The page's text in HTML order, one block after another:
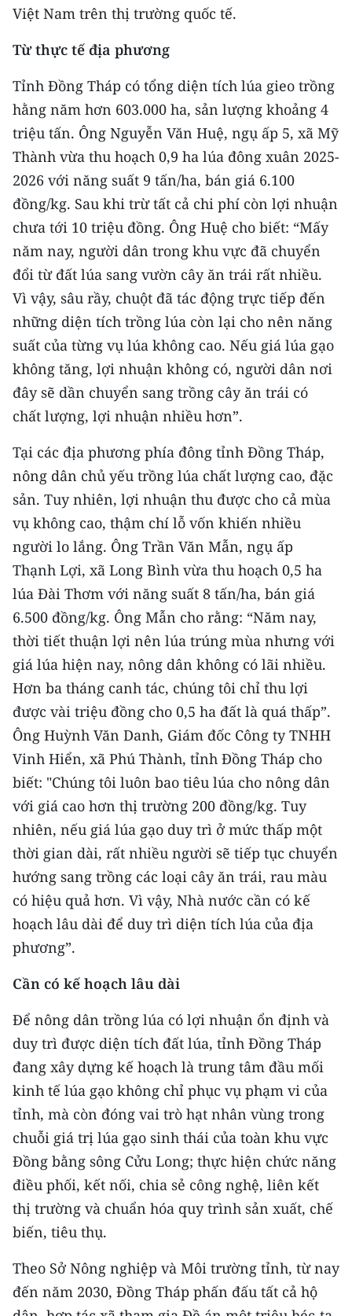
MEDIA CENTER
E-Magazine
Video
Media Chính trị
Media Kinh tế
Media Văn hóa
Media Xã hội
Media Pháp luật
Media Du lịch
Media Thế giới
Media Thể thao
Media Giáo dục
Media Khoa học - Công nghệ
Media Môi trường
Ảnh
Infographic
TIN MỚI
TIN ĐỊA PHƯƠNG
Trung du và miền núi phía Bắc
Đồng bằng sông Hồng
Bắc Trung Bộ
Duyên hải Nam Trung Bộ và Tây
Nguyên
Đông Nam Bộ
Đồng bằng sông Cửu Long
Chuyên trang Hà Nội
Chuyên trang TP. Hồ Chí Minh
CÁC CHUYÊN TRANG
VỀ BÁO NHÂN DÂN
THỜI NAY
NHÂN DÂN CUỐI TUẦN
NHÂN DÂN HẰNG THÁNG
MUA BÁO
ĐỌC BÁO IN
Việt Nam trên thị trường quốc tế.
Từ thực tế địa phương
Tỉnh Đồng Tháp có tổng diện tích lúa gieo trồng
hằng năm hơn 603.000 ha, sản lượng khoảng 4
triệu tấn. Ông Nguyễn Văn Huệ, ngụ ấp 5, xã Mỹ
Thành vừa thu hoạch 0,9 ha lúa đông xuân 2025-
2026 với năng suất 9 tấn/ha, bán giá 6.100
đồng/kg. Sau khi trừ tất cả chi phí còn lợi nhuận
chưa tới 10 triệu đồng. Ông Huệ cho biết: “Mấy
năm nay, người dân trong khu vực đã chuyển
đổi từ đất lúa sang vườn cây ăn trái rất nhiều.
Vì vậy, sâu rầy, chuột đã tác động trực tiếp đến
những diện tích trồng lúa còn lại cho nên năng
suất của từng vụ lúa không cao. Nếu giá lúa gạo
không tăng, lợi nhuận không có, người dân nơi
đây sẽ dần chuyển sang trồng cây ăn trái có
chất lượng, lợi nhuận nhiều hơn”.
Tại các địa phương phía đông tỉnh Đồng Tháp,
nông dân chủ yếu trồng lúa chất lượng cao, đặc
sản. Tuy nhiên, lợi nhuận thu được cho cả mùa
vụ không cao, thậm chí lỗ vốn khiến nhiều
người lo lắng. Ông Trần Văn Mẫn, ngụ ấp
Thạnh Lợi, xã Long Bình vừa thu hoạch 0,5 ha
lúa Đài Thơm với năng suất 8 tấn/ha, bán giá
6.500 đồng/kg. Ông Mẫn cho rằng: “Năm nay,
thời tiết thuận lợi nên lúa trúng mùa nhưng với
giá lúa hiện nay, nông dân không có lãi nhiều.
Hơn ba tháng canh tác, chúng tôi chỉ thu lợi
được vài triệu đồng cho 0,5 ha đất là quá thấp”.
Ông Huỳnh Văn Danh, Giám đốc Công ty TNHH
Vinh Hiển, xã Phú Thành, tỉnh Đồng Tháp cho
biết: "Chúng tôi luôn bao tiêu lúa cho nông dân
với giá cao hơn thị trường 200 đồng/kg. Tuy
nhiên, nếu giá lúa gạo duy trì ở mức thấp một
thời gian dài, rất nhiều người sẽ tiếp tục chuyển
hướng sang trồng các loại cây ăn trái, rau màu
có hiệu quả hơn. Vì vậy, Nhà nước cần có kế
hoạch lâu dài để duy trì diện tích lúa của địa
phương”.
Cần có kế hoạch lâu dài
Để nông dân trồng lúa có lợi nhuận ổn định và
duy trì được diện tích đất lúa, tỉnh Đồng Tháp
đang xây dựng kế hoạch là trung tâm đầu mối
kinh tế lúa gạo không chỉ phục vụ phạm vi của
tỉnh, mà còn đóng vai trò hạt nhân vùng trong
chuỗi giá trị lúa gạo sinh thái của toàn khu vực
Đồng bằng sông Cửu Long; thực hiện chức năng
điều phối, kết nối, chia sẻ công nghệ, liên kết
thị trường và chuẩn hóa quy trình sản xuất, chế
biến, tiêu thụ.
Theo Sở Nông nghiệp và Môi trường tỉnh, từ nay
đến năm 2030, Đồng Tháp phấn đấu tất cả hộ